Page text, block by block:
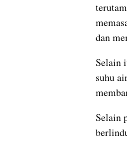
dan
Selain
suhu
Selain